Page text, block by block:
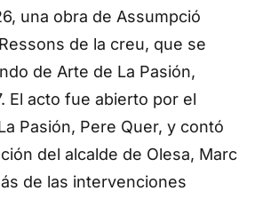
una obra de Assumpció
de la creu, que se
de Arte de La Pasión,
El acto fue abierto por el
Pasión, Pere Quer, y contó
del alcalde de Olesa, Marc
de las intervenciones